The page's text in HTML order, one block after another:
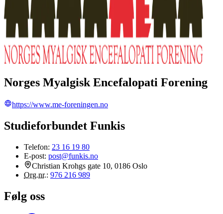
Norges Myalgisk Encefalopati Forening
https://www.me-foreningen.no
Studieforbundet Funkis
Telefon: 23 16 19 80
E-post: post@funkis.no
Christian Krohgs gate 10, 0186 Oslo
Org.nr.: 976 216 989
Følg oss